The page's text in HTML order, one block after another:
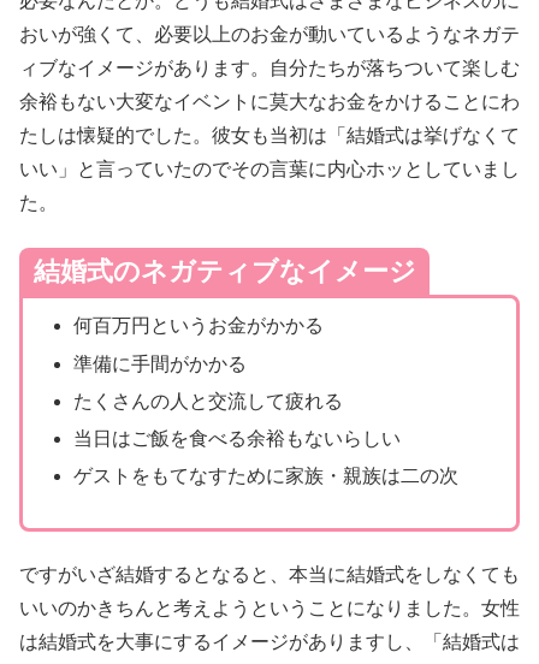
おいが強くて、必要以上のお金が動いているようなネガテ
ィブなイメージがあります。自分たちが落ちついて楽しむ
余裕もない大変なイベントに莫大なお金をかけることにわ
たしは懐疑的でした。彼女も当初は「結婚式は挙げなくて
いい」と言っていたのでその言葉に内心ホッとしていまし
た。
結婚式のネガティブなイメージ
何百万円というお金がかかる
準備に手間がかかる
たくさんの人と交流して疲れる
当日はご飯を食べる余裕もないらしい
ゲストをもてなすために家族・親族は二の次
ですがいざ結婚するとなると、本当に結婚式をしなくても
いいのかきちんと考えようということになりました。女性
は結婚式を大事にするイメージがありますし、「結婚式は